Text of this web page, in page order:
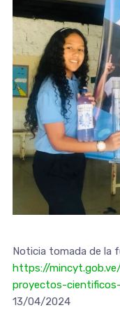
Noticia tomada de la
https://
proyectos-
13/04/2024